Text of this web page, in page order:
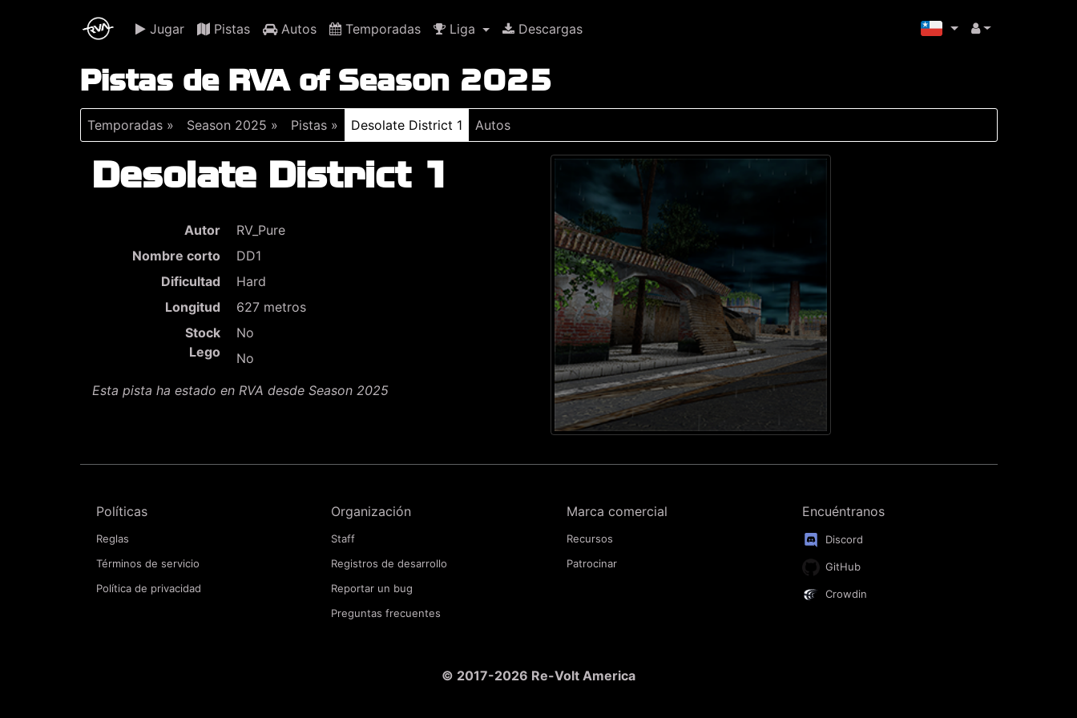
Jugar Pistas Autos Temporadas Liga Descargas
Pistas de RVA of Season 2025
Temporadas » Season 2025 » Pistas » Desolate District 1 Autos
Desolate District 1
Autor
RV_Pure
Nombre corto
DD1
Dificultad
Hard
Longitud
627 metros
Stock
Lego
No
No
Esta pista ha estado en RVA desde Season 2025
Políticas
Reglas
Términos de servicio
Política de privacidad
Organización
Staff
Registros de desarrollo
Reportar un bug
Preguntas frecuentes
Marca comercial
Recursos
Patrocinar
Encuéntranos
Discord
GitHub
Crowdin
© 2017-2026 Re-Volt America